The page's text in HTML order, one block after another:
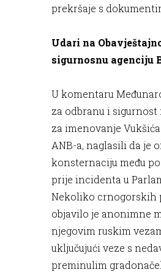
prekršaje s
Udari na
sigurnosnu agenciju
U komentaru
za odbranu i sigurnost
za imenovanje
ANB-a, naglasili da je
konsternaciju među
prije incidenta u
Nekoliko crnogorskih
objavilo je anonimne
njegovim ruskim
uključujući veze s
preminulim